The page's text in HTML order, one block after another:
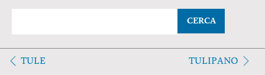
CERCA
TULE TULIPANO